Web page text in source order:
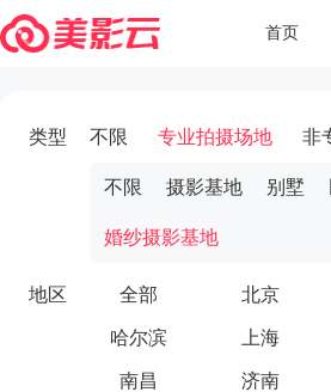
首页
类型 不限 专业拍摄场地 非
不限 摄影基地 别墅
婚纱摄影基地
地区 全部 北京
哈尔滨 上海
南昌 济南